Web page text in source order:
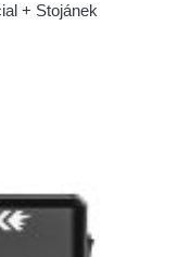
+ Stojánek